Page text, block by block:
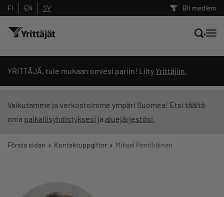
Bli medlem
FI EN SV
YRITTÄJÄ, tule mukaan omiesi pariin! Liity Yrittäjiin
Vaikutamme ja verkostoimme ympäri Suomea! Etsi täältä
oma paikallisyhdistyksesi ja aluejärjestösi
Första sidan Kontaktuppgifter Mikael Pentikäinen